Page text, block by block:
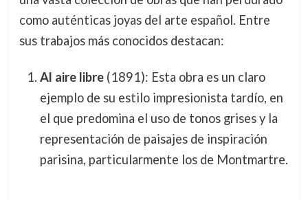
como auténticas joyas del arte español. Entre
sus trabajos más conocidos destacan:
Al aire libre(1891): Esta obra es un claro
ejemplo de su estilo impresionista tardío, en
el que predomina el uso de tonos grises y la
representación de paisajes de inspiración
parisina, particularmente los de Montmartre.